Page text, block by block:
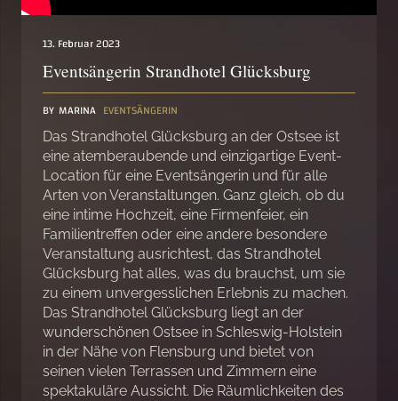
13. Februar 2023
Eventsängerin Strandhotel Glücksburg
BY MARINA EVENTSÄNGERIN
Das Strandhotel Glücksburg an der Ostsee ist
eine atemberaubende und einzigartige Event-
Location für eine Eventsängerin und für alle
Arten von Veranstaltungen. Ganz gleich, ob du
eine intime Hochzeit, eine Firmenfeier, ein
Familientreffen oder eine andere besondere
Veranstaltung ausrichtest, das Strandhotel
Glücksburg hat alles, was du brauchst, um sie
zu einem unvergesslichen Erlebnis zu machen.
Das Strandhotel Glücksburg liegt an der
wunderschönen Ostsee in Schleswig-Holstein
in der Nähe von Flensburg und bietet von
seinen vielen Terrassen und Zimmern eine
spektakuläre Aussicht. Die Räumlichkeiten des